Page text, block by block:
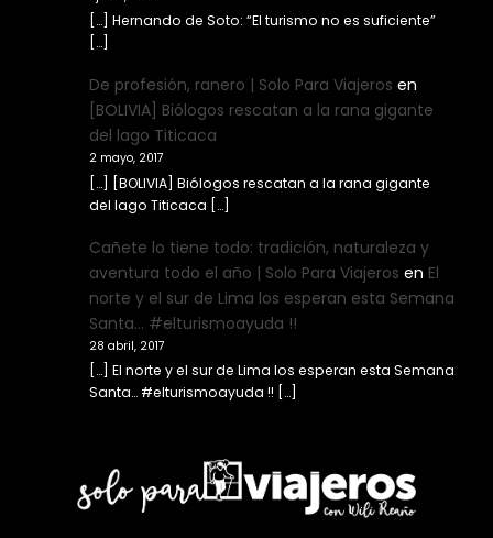
[…] Hernando de Soto: “El turismo no es suficiente”
[…]
De profesión, ranero | Solo Para Viajeros en
[BOLIVIA] Biólogos rescatan a la rana gigante
del lago Titicaca
2 mayo, 2017
[…] [BOLIVIA] Biólogos rescatan a la rana gigante
del lago Titicaca […]
Cañete lo tiene todo: tradición, naturaleza y
aventura todo el año | Solo Para Viajeros en El
norte y el sur de Lima los esperan esta Semana
Santa… #elturismoayuda !!
28 abril, 2017
[…] El norte y el sur de Lima los esperan esta Semana
Santa… #elturismoayuda !! […]